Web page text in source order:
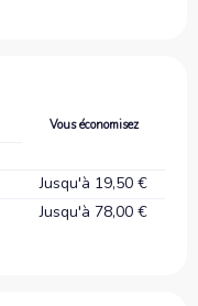
Vous économisez
Jusqu'à 19,50 €
Jusqu'à 78,00 €